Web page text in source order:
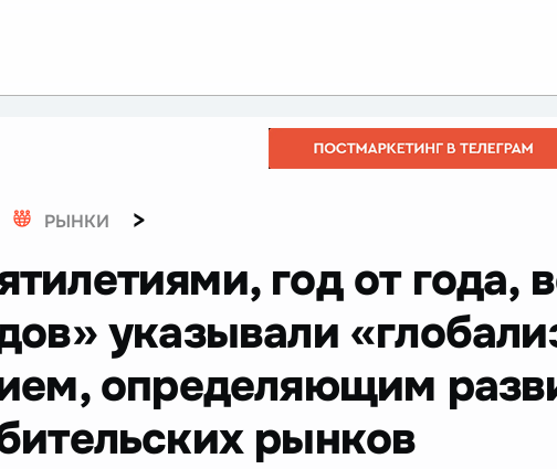
РЫНКИ >
год от года,
указывали
определяющим
рынков